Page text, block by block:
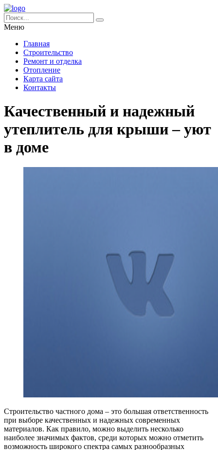
Меню
Главная
Строительство
Ремонт и отделка
Отопление
Карта сайта
Контакты
Качественный и надежный
утеплитель для крыши – уют
в доме
Строительство частного дома – это большая ответственность
при выборе качественных и надежных современных
материалов. Как правило, можно выделить несколько
наиболее значимых фактов, среди которых можно отметить
возможность широкого спектра самых разнообразных